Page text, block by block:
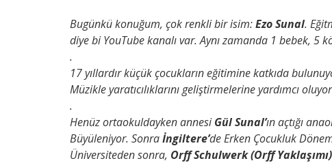
Bugünkü konuğum, çok renkli bir isim:Ezo Sunal.
diye bi YouTube kanalı var. Aynı zamanda 1 bebek, 5
.
17 yıllardır küçük çocukların eğitimine katkıda
Müzikle yaratıcılıklarını geliştirmelerine yardımcı
.
Henüz ortaokuldayken annesiGül Sunal’ın açtığı
Büyüleniyor. Sonraİngiltere’de Erken Çocukluk
Üniversiteden sonra, Orff Schulwerk (Orff Yaklaşımı)